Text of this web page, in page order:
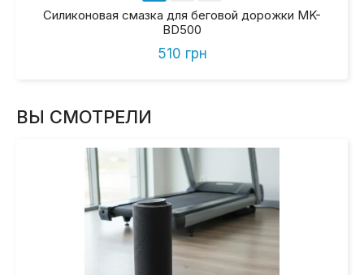
Силиконовая смазка для беговой дорожки MK-
BD500
510 грн
ВЫ СМОТРЕЛИ